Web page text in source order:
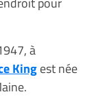
à
Kingest née